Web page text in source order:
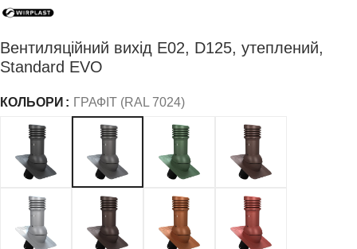
Вентиляційний вихід E02, D125, утеплений,
Standard EVO
КОЛЬОРИ ГРАФІТ (RAL 7024)